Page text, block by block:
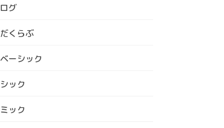
グ
くらぶ
ーシック
ック
ック